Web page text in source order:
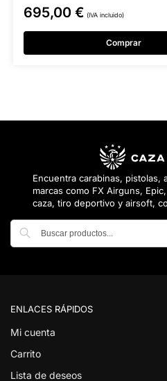
695,00 € (IVA incluido)
Comprar
Encuentra carabinas, pistolas,
marcas como FX Airguns,
caza, tiro deportivo y airsoft,
ENLACES RÁPIDOS
Mi cuenta
Carrito
Lista de deseos